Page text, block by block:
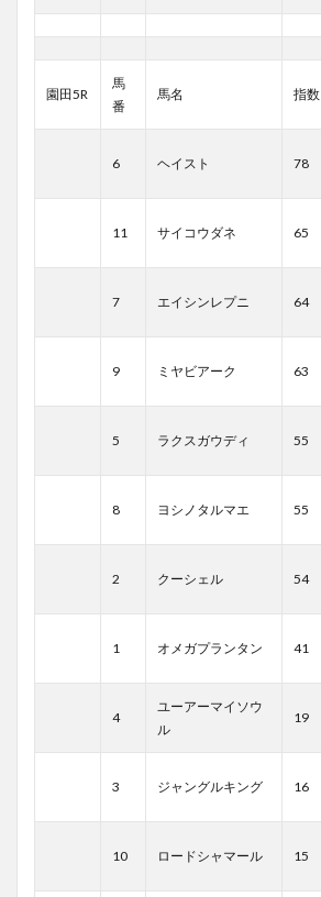
園田5R
馬
番
馬名 指数
6 ヘイスト 78
11 サイコウダネ 65
7 エイシンレプニ 64
9 ミヤビアーク 63
5 ラクスガウディ 55
8 ヨシノタルマエ 55
2 クーシェル 54
1 オメガプランタン 41
4
ユーアーマイソウ
ル
19
3 ジャングルキング 16
10 ロードシャマール 15